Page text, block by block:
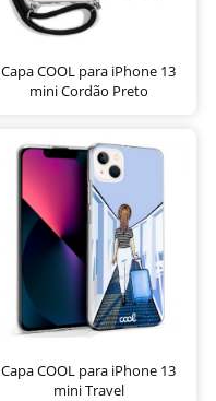
Capa COOL para iPhone 13
mini Cordão Preto
Capa COOL para iPhone 13
mini Travel